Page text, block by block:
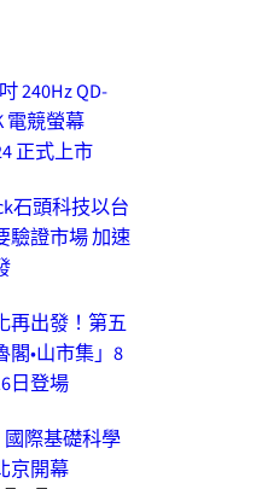
240Hz QD-
電競螢幕
正式上市
石頭科技以台
驗證市場 加速
再出發！第五
閣•山市集」8
日登場
國際基礎科學
京開幕